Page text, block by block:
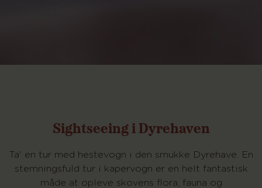
Sightseeing i Dyrehaven
Ta' en tur med hestevogn i den smukke Dyrehave. En
stemningsfuld tur i kapervogn er en helt fantastisk
måde at opleve skovens flora, fauna og